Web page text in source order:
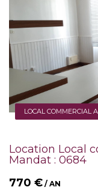
LOCAL COMMERCIAL
Location Local
Mandat : 0684
770 € / AN